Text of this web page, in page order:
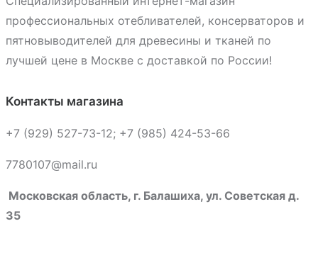
профессиональных отебливателей, консерваторов и
пятновыводителей для древесины и тканей по
лучшей цене в Москве с доставкой по России!
Контакты магазина
+7 (929) 527-73-12; +7 (985) 424-53-66
7780107@mail.ru
Московская область, г. Балашиха, ул. Советская д.
35